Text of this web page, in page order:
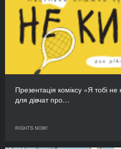
Презентація коміксу «Я тобі
для дівчат про…
RIGHTS NOW!